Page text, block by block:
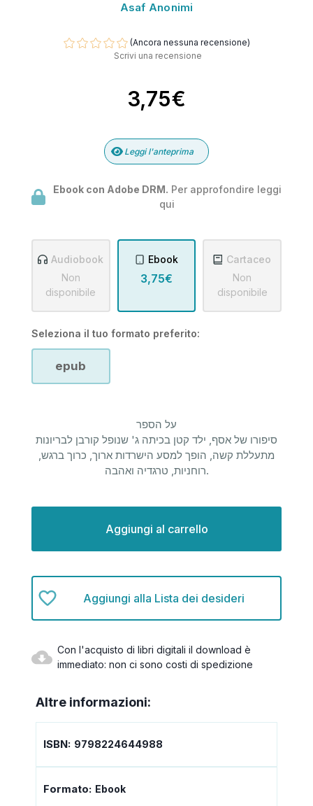
Asaf Anonimi
(Ancora nessuna recensione)
Scrivi una recensione
3,75€
Leggi l'anteprima
Ebook con Adobe DRM. Per approfondire leggi
qui
Audiobook
Non
disponibile
Ebook
3,75€
Cartaceo
Non
disponibile
Seleziona il tuo formato preferito:
epub
על הספר
סיפורו של אסף, ילד קטן בכיתה ג' שנופל קורבן לבריונות
מתעללת קשה, הופך למסע הישרדות ארוך, כרוך ברגש,
רוחניות, טרגדיה ואהבה.
Aggiungi alla Lista dei desideri
Con l'acquisto di libri digitali il download è
immediato: non ci sono costi di spedizione
Altre informazioni:
ISBN: 9798224644988
Formato: Ebook